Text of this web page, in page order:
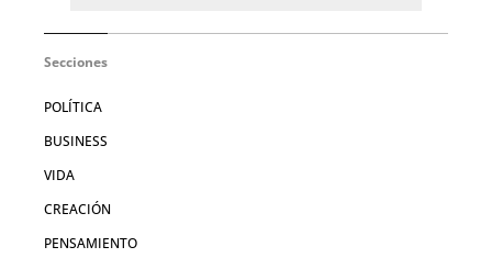
Secciones
POLÍTICA
BUSINESS
VIDA
CREACIÓN
PENSAMIENTO